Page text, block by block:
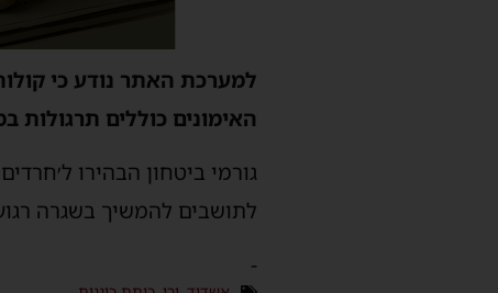
למערכת האתר נודע כי
האימונים כוללים תרגולות
גורמי ביטחון הבהירו
לתושבים להמשיך בשגרה
-